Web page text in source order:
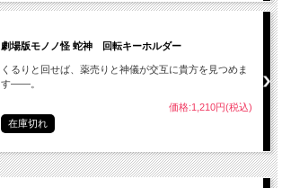
劇場版モノノ怪 蛇神 回転キーホルダー
くるりと回せば、薬売りと神儀が交互に貴方を見つめま
す――。
価格:1,210円(税込)
在庫切れ